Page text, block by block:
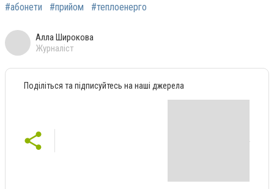
#абонети #прийом #теплоенерго
Алла Широкова
Журналіст
Поділіться та підписуйтесь на наші джерела